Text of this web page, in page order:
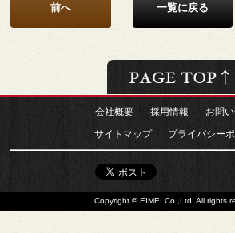
前へ 一覧に戻る
会社概要 採用情報 お問
サイトマップ プライバシー
Copyright © EIMEI Co.,Ltd. All rights